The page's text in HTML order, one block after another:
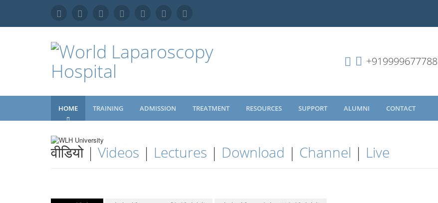
+919999677788
HOME TRAINING ADMISSION TREATMENT RESOURCES SUPPORT ALUMNI CONTACT
वीडियो | Videos | Lectures | Download | Channel | Live